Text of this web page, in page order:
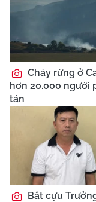
Cháy rừng ở
hơn 20.000 người
tán
Bắt cựu